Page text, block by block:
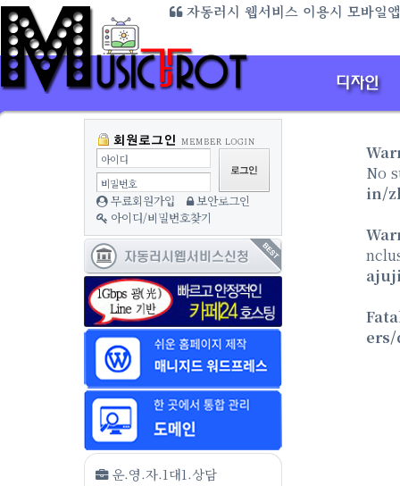
자동러시 웹서비스 이용시 모바일
아이디
비밀번호
무료회원가입
보안로그인
아이디/비밀번호찾기
운.영.자.1대1.상담
No
in/